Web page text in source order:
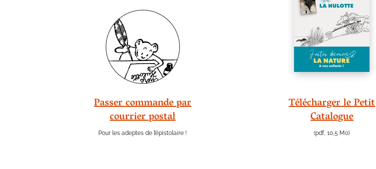
Passer commande par
courrier postal
Pour les adeptes de l’épistolaire !
Télécharger le Petit
Catalogue
(pdf, 10,5 Mo)